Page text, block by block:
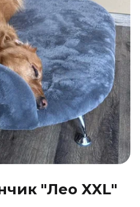
"Лео XXL"